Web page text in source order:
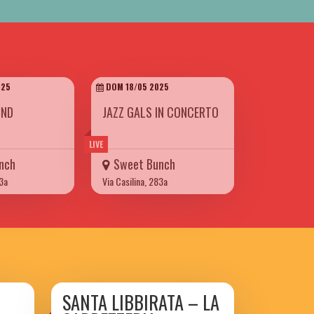
LIVE
DOM 18/05 2025
JAZZ GALS IN CONCERTO
Sweet Bunch
Via Casilina, 283a
SANTA LIBBIRATA – LA